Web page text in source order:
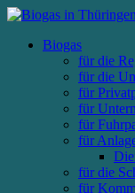
Biogas
für die
für die
für
für
für
für
für die
für